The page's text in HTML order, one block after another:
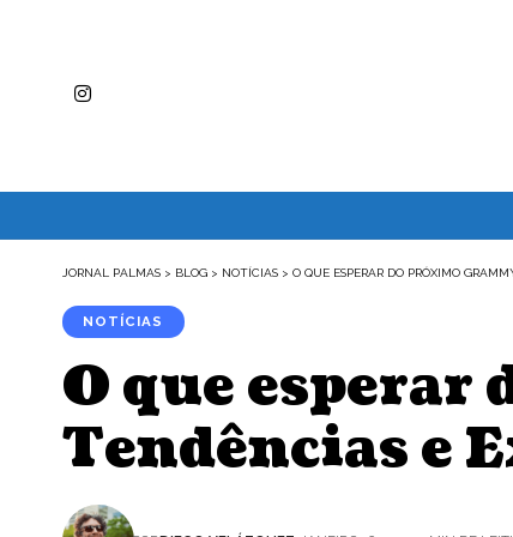
JORNAL PALMAS > BLOG > NOTÍCIAS > O QUE ESPERAR DO PRÓXIMO
NOTÍCIAS
O que esperar
Tendências e